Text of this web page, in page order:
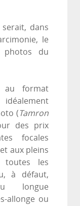
dans
le
photos du
au format
( Tamron
des prix
focales
aux pleins
toutes les
à défaut,
longue
allonge ou